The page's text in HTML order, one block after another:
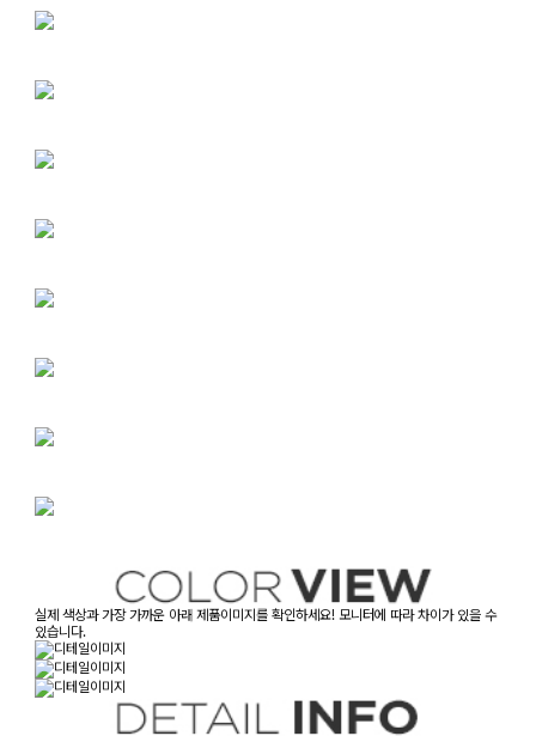
실제 색상과 가장 가까운 아래 제품이미지를 확인하세요! 모니터에 따라 차이가 있을 수
있습니다.